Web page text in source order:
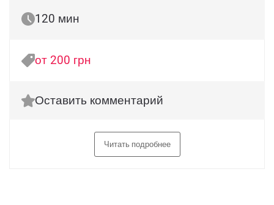
120 мин
от 200 грн
Оставить комментарий
Читать подробнее